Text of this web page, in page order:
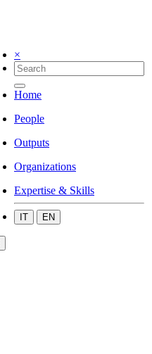
×
Home
People
Outputs
Organizations
Expertise & Skills
IT EN